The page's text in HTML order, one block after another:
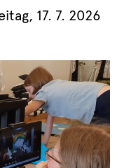
17. 7. 2026